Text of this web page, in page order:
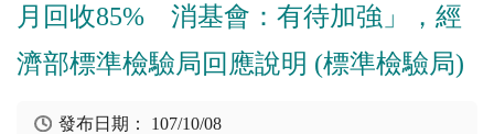
月回收85% 消基會：有待加強」，經
濟部標準檢驗局回應說明 (標準檢驗局)
發布日期： 107/10/08